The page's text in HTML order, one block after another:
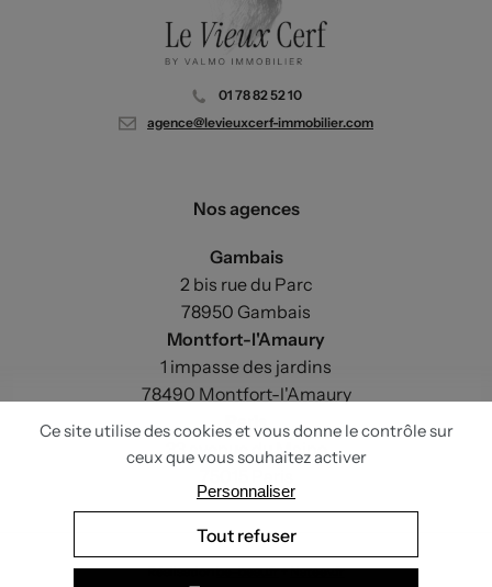
01 78 82 52 10
agence@levieuxcerf-immobilier.com
Nos agences
Gambais
2 bis rue du Parc
78950 Gambais
Montfort-l'Amaury
1 impasse des jardins
78490 Montfort-l'Amaury
Paris
33 avenue du Maine
Réalisationbe-beau.fr+Nateev.fr